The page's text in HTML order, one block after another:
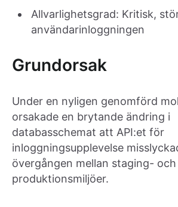
Allvarlighetsgrad: Kritisk,
användarinloggningen
Grundorsak
Under en nyligen genomförd
orsakade en brytande ändring i
databasschemat att API:et för
inloggningsupplevelse
övergången mellan staging- och
produktionsmiljöer.